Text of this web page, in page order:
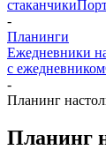
стаканчики
-
Планинги
Ежедневники
с ежедневником
-
Планинг
Планинг